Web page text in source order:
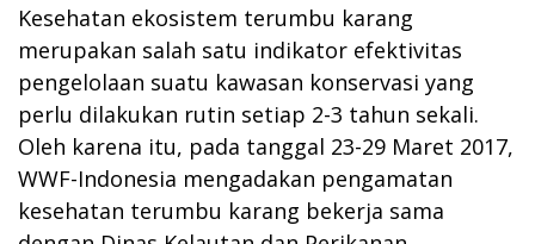
Kesehatan ekosistem terumbu karang
merupakan salah satu indikator efektivitas
pengelolaan suatu kawasan konservasi yang
perlu dilakukan rutin setiap 2-3 tahun sekali.
Oleh karena itu, pada tanggal 23-29 Maret 2017,
WWF-Indonesia mengadakan pengamatan
kesehatan terumbu karang bekerja sama